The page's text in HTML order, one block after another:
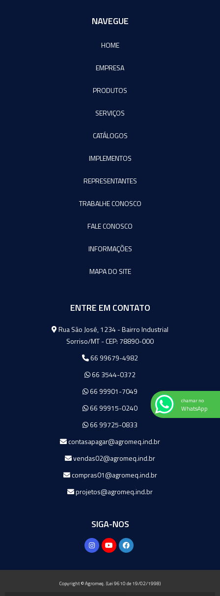
NAVEGUE
HOME
EMPRESA
PRODUTOS
SERVIÇOS
CATÁLOGOS
IMPLEMENTOS
REPRESENTANTES
TRABALHE CONOSCO
FALE CONOSCO
INFORMAÇÕES
MAPA DO SITE
ENTRE EM CONTATO
Agromeq
Rua São José, 1234 - Bairro Industrial
Sorriso/MT - CEP: 78890-000
66 99679-4982
66 3544-0372
66 99901-7049
66 99915-0240
66 99725-0833
contasapagar@agromeq.ind.br
vendas02@agromeq.ind.br
compras01@agromeq.ind.br
projetos@agromeq.ind.br
SIGA-NOS
Copyright © Agromeq. (Lei 9610 de 19/02/1998)
chamar no
WhatsApp